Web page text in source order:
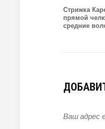
Стрижка
прямой
средние
Ваш адрес